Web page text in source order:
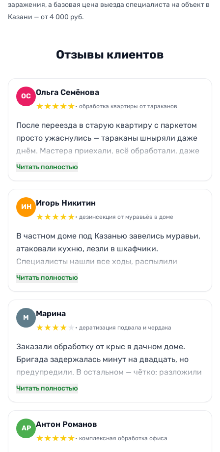
заражения, а базовая цена выезда специалиста на объект в
Казани — от 4 000 руб.
Отзывы клиентов
ОС Ольга Семёнова
★★★★★• обработка квартиры от тараканов
После переезда в старую квартиру с паркетом
просто ужаснулись — тараканы шныряли даже
днём. Мастера приехали, всё обработали, даже
за кухонной плитой и под плинтусами. Запах
Очень благодарна!
Читать полностью
ИН Игорь Никитин
★★★★★• дезинсекция от муравьёв в доме
В частном доме под Казанью завелись муравьи,
атаковали кухню, лезли в шкафчики.
Специалисты нашли все ходы, распылили
состав без едкого запаха. Рассказали, когда
за ними. Всё сделано аккуратно, с гарантией.
Читать полностью
М Марина
★★★★★ • дератизация подвала и чердака
Заказали обработку от крыс в дачном доме.
Бригада задержалась минут на двадцать, но
предупредили. В остальном — чётко: разложили
приманки, заделали лазы, дали инструкции. Не
главное — грызуны исчезли, запах тоже. Работа
принята.
Читать полностью
АР Антон Романов
★★★★★• комплексная обработка офиса